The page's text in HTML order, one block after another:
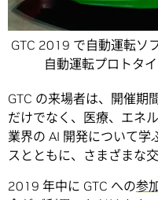
GTC 2019 で自動運転ソ
自動運転プロトタ
GTC の来場者は、開催期
だけでなく、医療、エネ
業界の AI 開発について学
スとともに、さまざまな
2019 年中に GTC への参